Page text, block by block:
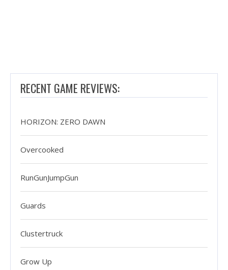
RECENT GAME REVIEWS:
HORIZON: ZERO DAWN
Overcooked
RunGunJumpGun
Guards
Clustertruck
Grow Up